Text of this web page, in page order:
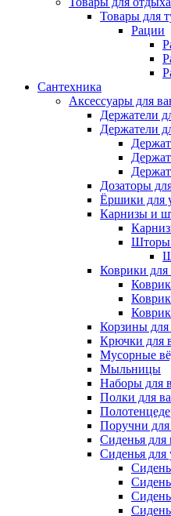
Товары для
Рации
Сантехника
Аксессуары для
Держатели
Держатели
Дозаторы
Ёршики для
Карнизы и
Шторы
Коврики для
Корзины для
Крючки для
Мусорные
Мыльницы
Наборы для
Полки для
Поручни
Сиденья для
Сиденья для